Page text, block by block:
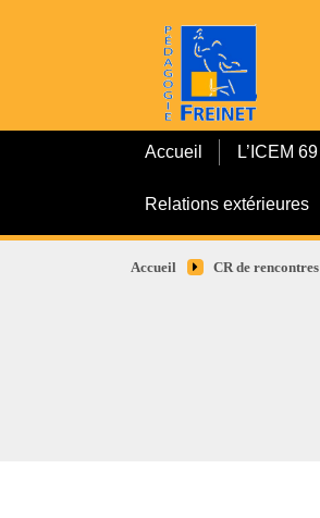
Accueil L’ICEM 69
Relations extérieures
Accueil CR de rencontres